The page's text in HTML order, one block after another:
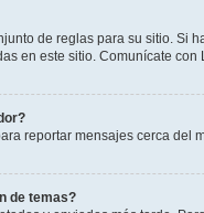
de reglas para su sitio.
en este sitio. Comunícate
reportar mensajes cerca
de temas?